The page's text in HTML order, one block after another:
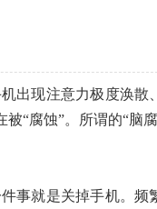
出现注意力极度涣散
“腐蚀”。所谓的“脑
事就是关掉手机。频